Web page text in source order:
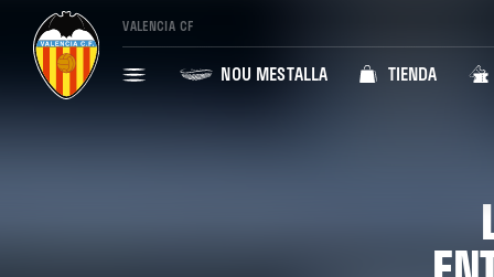
VALENCIA CF
NOU MESTALLA TIENDA